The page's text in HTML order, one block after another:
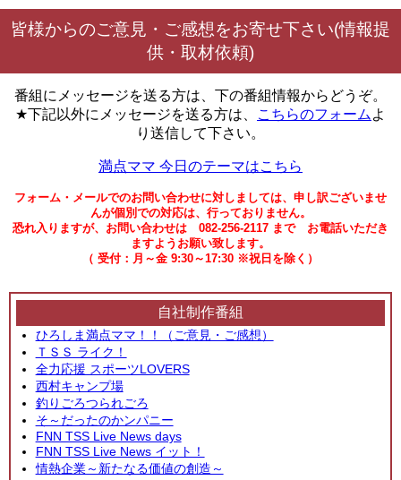
皆様からのご意見・ご感想をお寄せ下さい(情報提
供・取材依頼)
番組にメッセージを送る方は、下の番組情報からどうぞ。
★下記以外にメッセージを送る方は、
こちらのフォーム よ
り送信して下さい。
満点ママ 今日のテーマはこちら
フォーム・メールでのお問い合わせに対しましては、申し訳ございませ
んが個別での対応は、行っておりません。
恐れ入りますが、お問い合わせは 082-256-2117 まで お電話いただき
ますようお願い致します。
（ 受付：月～金 9:30～17:30 ※祝日を除く）
自社制作番組
ひろしま満点ママ！！（ご意見・ご感想）
ＴＳＳ ライク！
全力応援 スポーツLOVERS
西村キャンプ場
釣りごろつられごろ
そ～だったのかンパニー
FNN TSS Live News days
FNN TSS Live News イット！
情熱企業～新たなる価値の創造～